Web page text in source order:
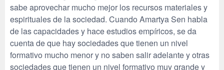
sabe aprovechar mucho mejor los recursos materiales y
espirituales de la sociedad. Cuando Amartya Sen habla
de las capacidades y hace estudios empíricos, se da
cuenta de que hay sociedades que tienen un nivel
formativo mucho menor y no saben salir adelante y otras
sociedades que tienen un nivel formativo muy grande y